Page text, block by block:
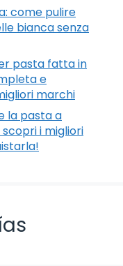
come pulire
bianca senza
pasta fatta in
e
marchi
la pasta a
i migliori